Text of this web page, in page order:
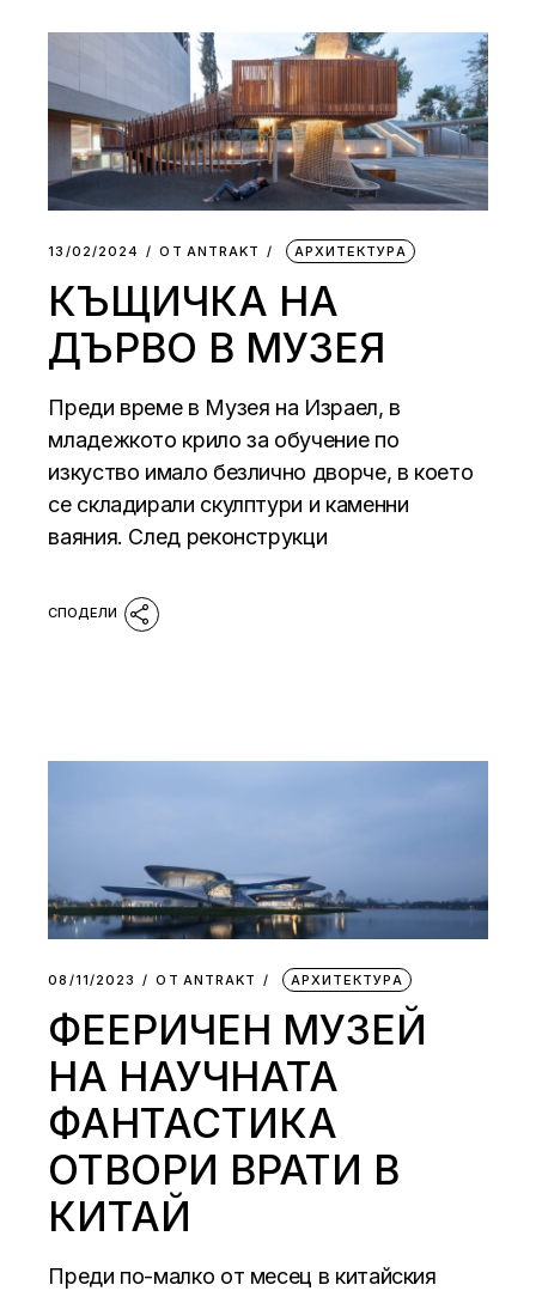
13/02/2024 ОТ АNTRAKT АРХИТЕКТУРА
КЪЩИЧКА НА
ДЪРВО В МУЗЕЯ
Преди време в Музея на Израел, в
младежкото крило за обучение по
изкуство имало безлично дворче, в което
се складирали скулптури и каменни
ваяния. След реконструкци
08/11/2023 ОТ АNTRAKT АРХИТЕКТУРА
ФЕЕРИЧЕН МУЗЕЙ
НА НАУЧНАТА
ФАНТАСТИКА
ОТВОРИ ВРАТИ В
КИТАЙ
Преди по-малко от месец в китайския